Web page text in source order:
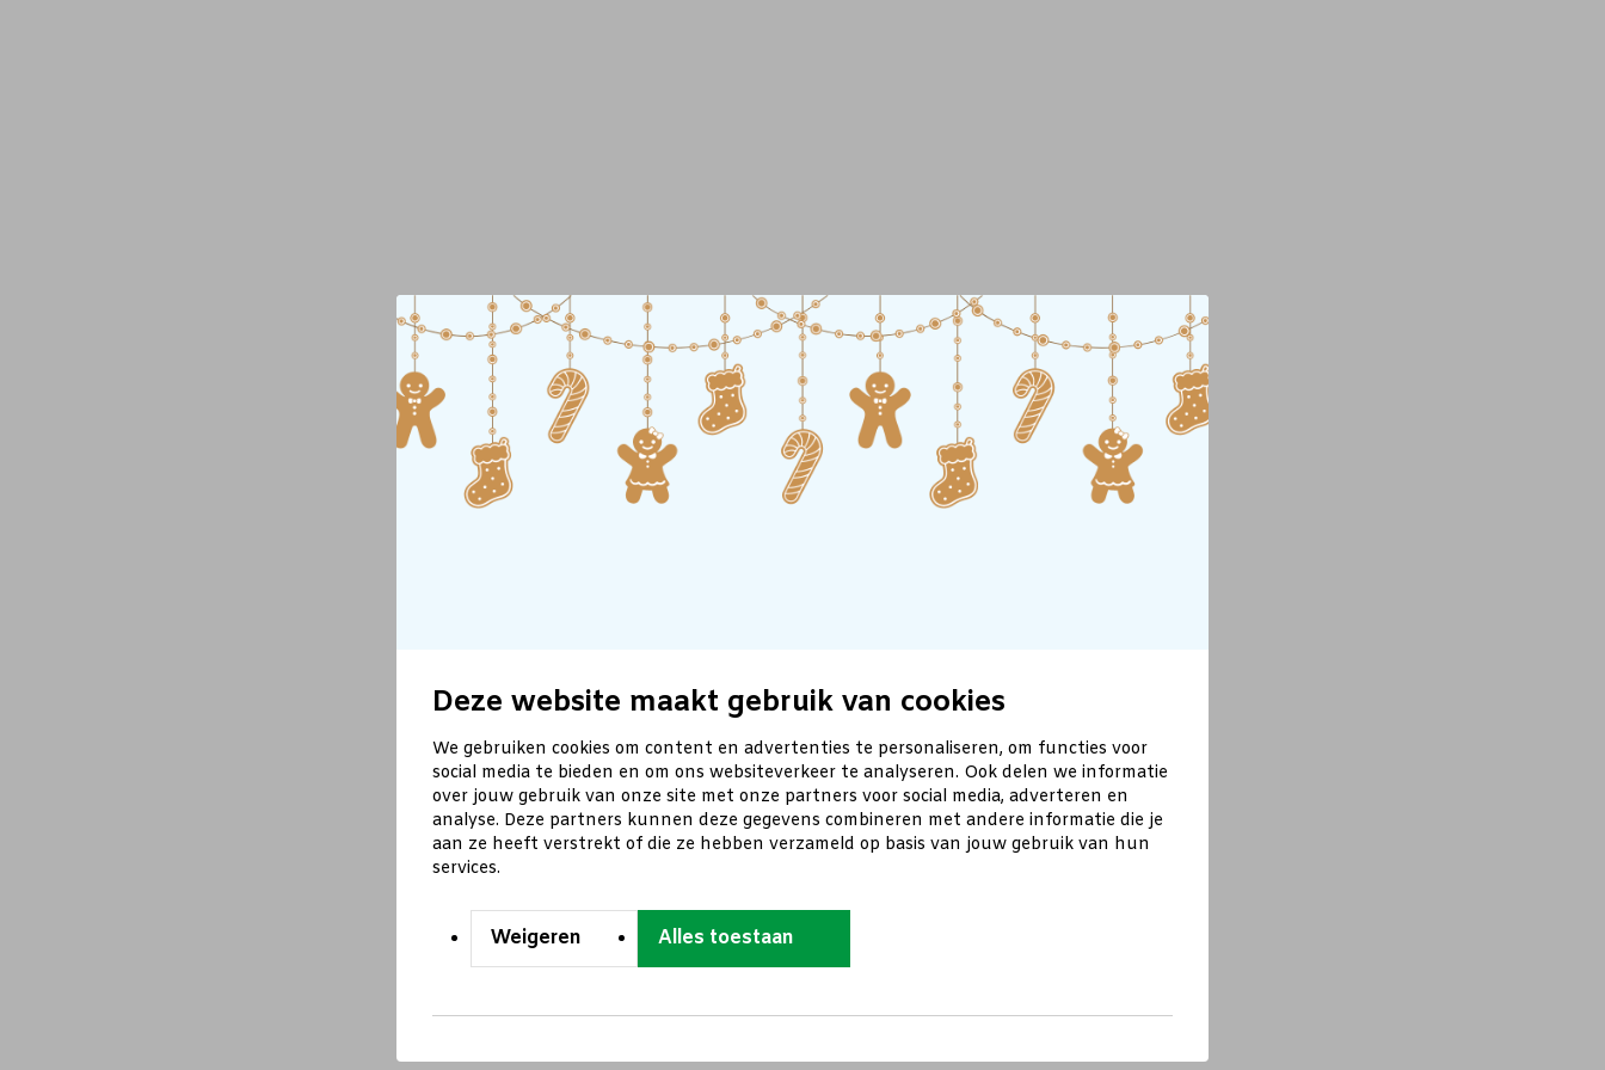
Deze website maakt gebruik van cookies
We gebruiken cookies om content en advertenties te personaliseren, om functies voor
social media te bieden en om ons websiteverkeer te analyseren. Ook delen we informatie
over jouw gebruik van onze site met onze partners voor social media, adverteren en
analyse. Deze partners kunnen deze gegevens combineren met andere informatie die je
aan ze heeft verstrekt of die ze hebben verzameld op basis van jouw gebruik van hun
services.
Weigeren Alles toestaan